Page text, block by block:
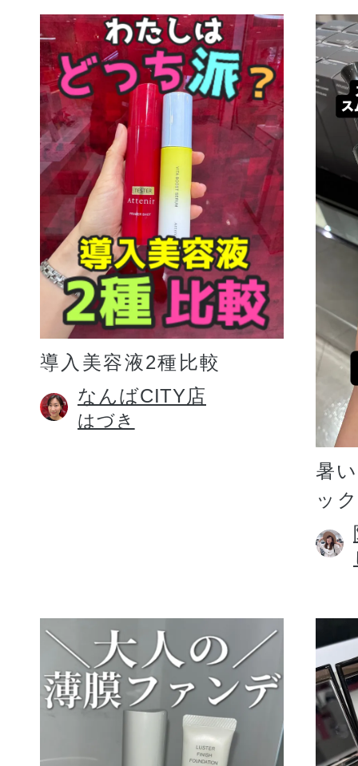
ドレススノー
ドレスリフト
プリマモイスト
スキンクリア
クレンズオイル
スキンケア
導入美容液2種比較
なんばCITY店
はづき
暑
ッ